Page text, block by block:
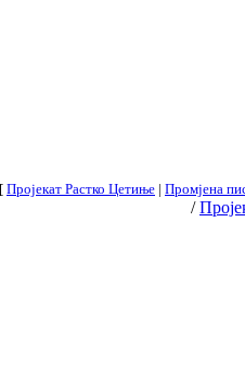
[ Пројекат Растко Цетиње | Промјена
/